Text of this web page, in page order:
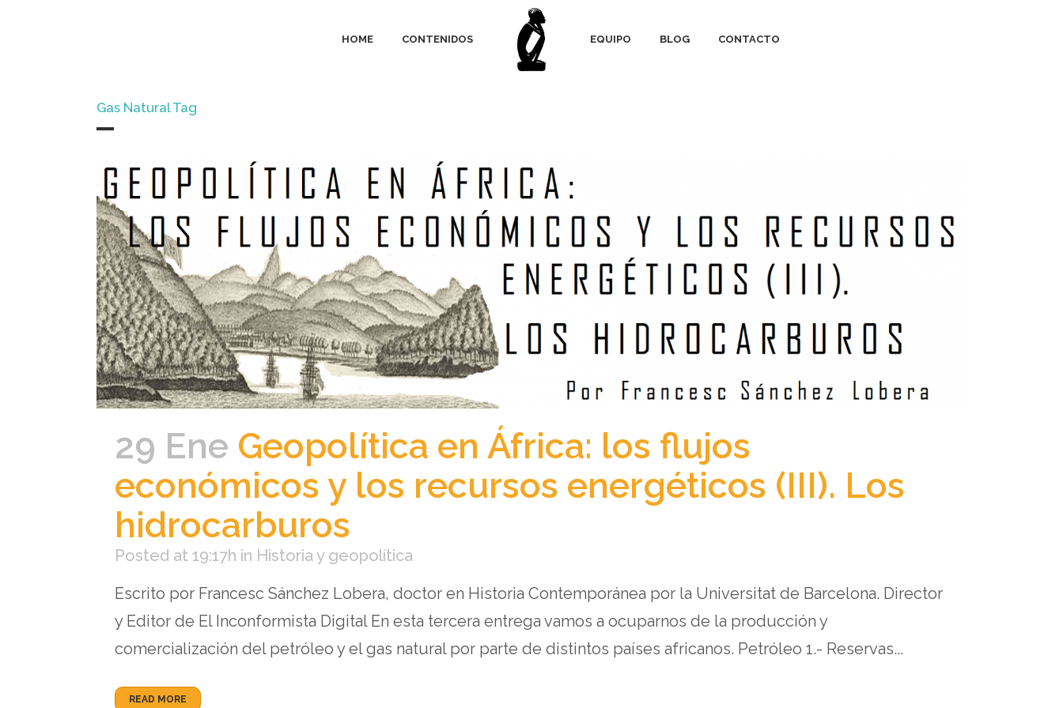
HOME CONTENIDOS EQUIPO BLOG CONTACTO
Gas Natural Tag
29 Ene Geopolítica en África: los flujos
económicos y los recursos energéticos (III). Los
hidrocarburos
Posted at 19:17h in Historia y geopolítica
Escrito por Francesc Sánchez Lobera, doctor en Historia Contemporánea por la Universitat de Barcelona. Director
y Editor de El Inconformista Digital En esta tercera entrega vamos a ocuparnos de la producción y
comercialización del petróleo y el gas natural por parte de distintos países africanos. Petróleo 1.- Reservas...
READ MORE